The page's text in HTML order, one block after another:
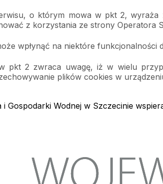
o którym mowa w pkt 2,
z korzystania ze strony Operatora
wpłynąć na niektóre funkcjonalności
2 zwraca uwagę, iż w wielu
plików cookies w
Gospodarki Wodnej w Szczecinie